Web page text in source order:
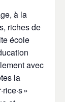
à la
riches de
école
avec
la
»